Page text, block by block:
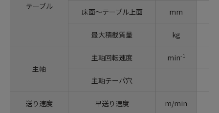
テーブル
床面～テーブル上面 mm
最大積載質量 kg
主軸
主軸回転速度 min-1
主軸テーパ穴
送り速度 早送り速度 m/min